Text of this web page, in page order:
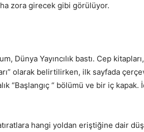
zora girecek gibi görülüyor.
Dünya Yayıncılık bastı. Cep
olarak belirtilirken, ilk sayfada
“Başlangıç “ bölümü ve bir iç
hangi yoldan eriştiğine dair